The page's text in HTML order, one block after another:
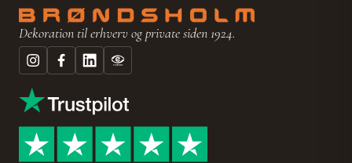
Dekoration til erhverv og private siden 1924.